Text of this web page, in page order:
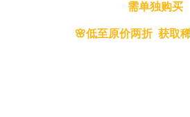
需单独购买
🌸低至原价两折 获取